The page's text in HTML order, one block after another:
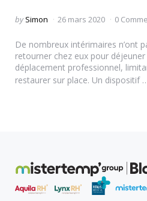
Posted
by Simon 26 mars 2020 0
De nombreux intérimaires n’ont
retourner chez eux pour
déplacement professionnel,
restaurer sur place. Un dispositif